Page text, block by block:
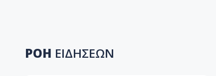
ΡΟΗ ΕΙΔΗΣΕΩΝ